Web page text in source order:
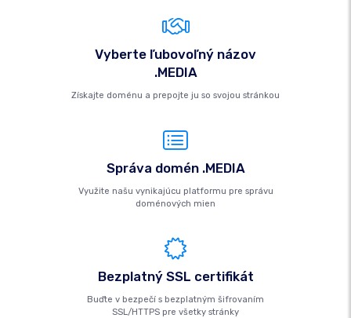
Vyberte ľubovoľný názov
.MEDIA
Získajte doménu a prepojte ju so svojou stránkou
Správa domén .MEDIA
Využite našu vynikajúcu platformu pre správu
doménových mien
Bezplatný SSL certifikát
Buďte v bezpečí s bezplatným šifrovaním
SSL/HTTPS pre všetky stránky